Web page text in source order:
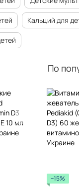
Кальций для
По
−15%